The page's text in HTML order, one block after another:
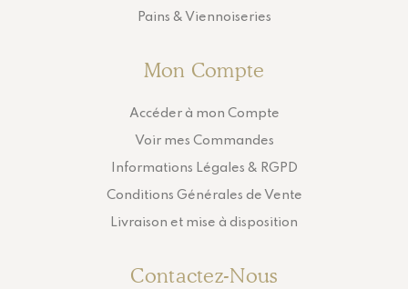
Pains & Viennoiseries
Mon Compte
Accéder à mon Compte
Voir mes Commandes
Informations Légales & RGPD
Conditions Générales de Vente
Livraison et mise à disposition
Contactez-Nous